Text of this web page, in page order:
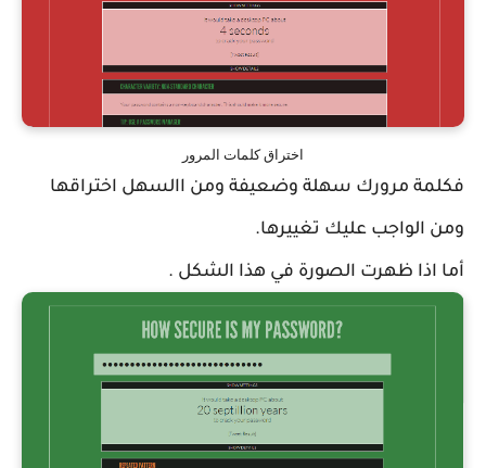
اختراق كلمات المرور
فكلمة مرورك سهلة وضعيفة ومن االسهل اختراقها
ومن الواجب عليك تغييرها.
أما اذا ظهرت الصورة في هذا الشكل .